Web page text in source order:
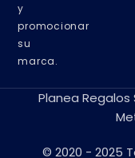
y
promocionar
su
marca.
Planea Regalos
© 2020 - 2025